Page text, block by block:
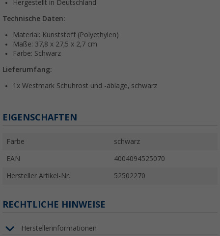
Hergestellt in Deutschland
Technische Daten:
Material: Kunststoff (Polyethylen)
Maße: 37,8 x 27,5 x 2,7 cm
Farbe: Schwarz
Lieferumfang:
1x Westmark Schuhrost und -ablage, schwarz
EIGENSCHAFTEN
Farbe schwarz
EAN 4004094525070
Hersteller Artikel-Nr. 52502270
RECHTLICHE HINWEISE
Herstellerinformationen